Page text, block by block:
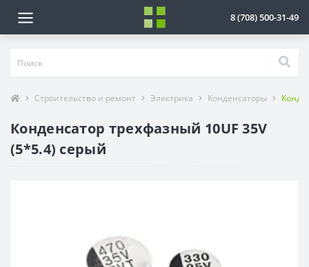
8 (708) 500-31-49
Строительство и ремонт Электрика Конденсаторы
Конденсатор трехфазный 10UF 35V
(5*5.4) серый